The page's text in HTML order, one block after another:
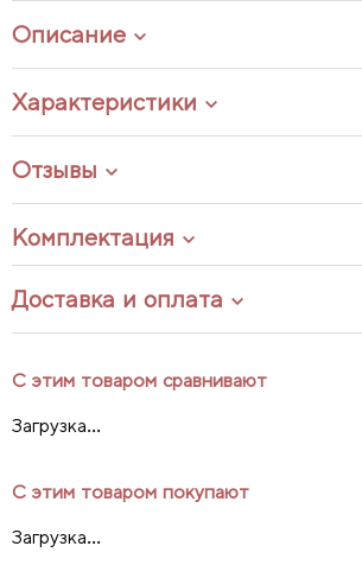
Описание
Характеристики
Отзывы
Комплектация
Доставка и оплата
С этим товаром сравнивают
Загрузка...
С этим товаром покупают
Загрузка...